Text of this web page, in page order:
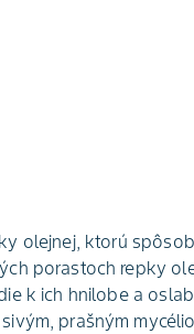
olejnej, ktorú
porastoch repky
k ich hnilobe a
prašným